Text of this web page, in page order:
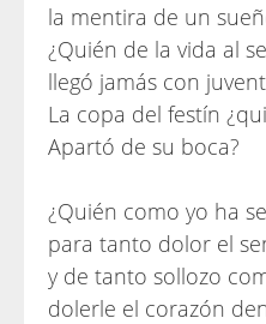
la mentira de un
¿Quién de la vida al
llegó jamás con
La copa del festín
Apartó de su boca?
¿Quién como yo ha
para tanto dolor el
y de tanto sollozo
dolerle el corazón